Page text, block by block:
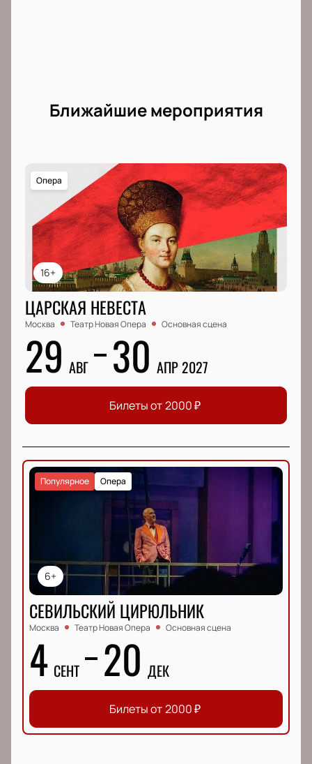
Ближайшие мероприятия
16+
Опера
ЦАРСКАЯ НЕВЕСТА
Москва Театр Новая Опера Основная сцена
29 АВГ 30 АПР 2027
Билеты от 2000₽
6+
Опера
Популярное
СЕВИЛЬСКИЙ ЦИРЮЛЬНИК
Москва Театр Новая Опера Основная сцена
4 СЕНТ 20 ДЕК
Билеты от 2000₽